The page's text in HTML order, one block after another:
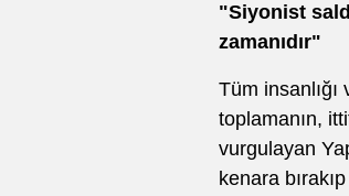
"Siyonist
zamanıdır"
Tüm
toplamanın,
vurgulayan
kenara